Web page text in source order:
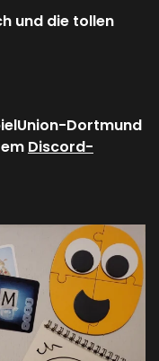
und die tollen
Dortmund
Discord-